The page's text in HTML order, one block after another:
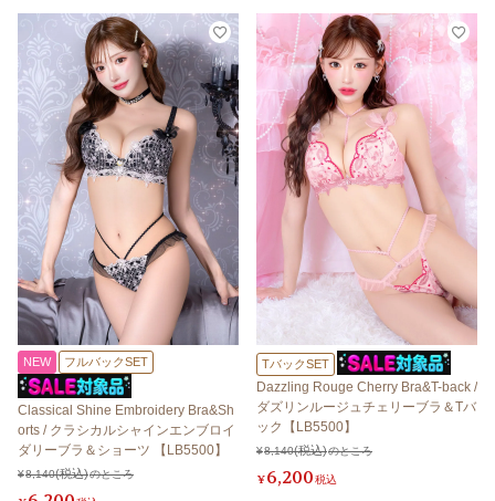
NEW フルバックSET
Classical Shine Embroidery Bra&Sh
orts / クラシカルシャインエンブロイ
ダリーブラ＆ショーツ 【LB5500】
¥8,140 のところ
TバックSET
Dazzling Rouge Cherry Bra&T-back /
ダズリンルージュチェリーブラ＆Tバ
ック【LB5500】
¥8,140 のところ
¥6,200税込